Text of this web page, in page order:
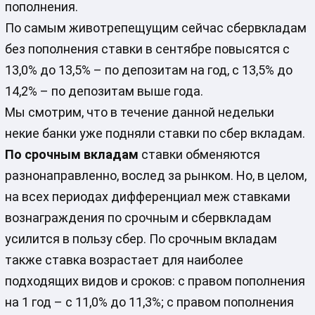
пополнения.
По самым животрепещущим сейчас сбервкладам
без пополнения ставки в сентябре повысятся с
13,0% до 13,5% – по депозитам на год, с 13,5% до
14,2% – по депозитам выше года.
Мы смотрим, что в течение данной недельки
некие банки уже подняли ставки по сбер вкладам.
По срочным вкладам ставки обменяются
разнонаправленно, вослед за рынком. Но, в целом,
на всех периодах дифференциал меж ставками
вознаграждения по срочным и сбервкладам
усилится в пользу сбер. По срочным вкладам
также ставка возрастает для наиболее
подходящих видов и сроков: с правом пополнения
на 1 год – с 11,0% до 11,3%; с правом пополнения